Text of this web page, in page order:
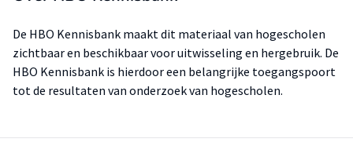
De HBO Kennisbank maakt dit materiaal van hogescholen
zichtbaar en beschikbaar voor uitwisseling en hergebruik. De
HBO Kennisbank is hierdoor een belangrijke toegangspoort
tot de resultaten van onderzoek van hogescholen.